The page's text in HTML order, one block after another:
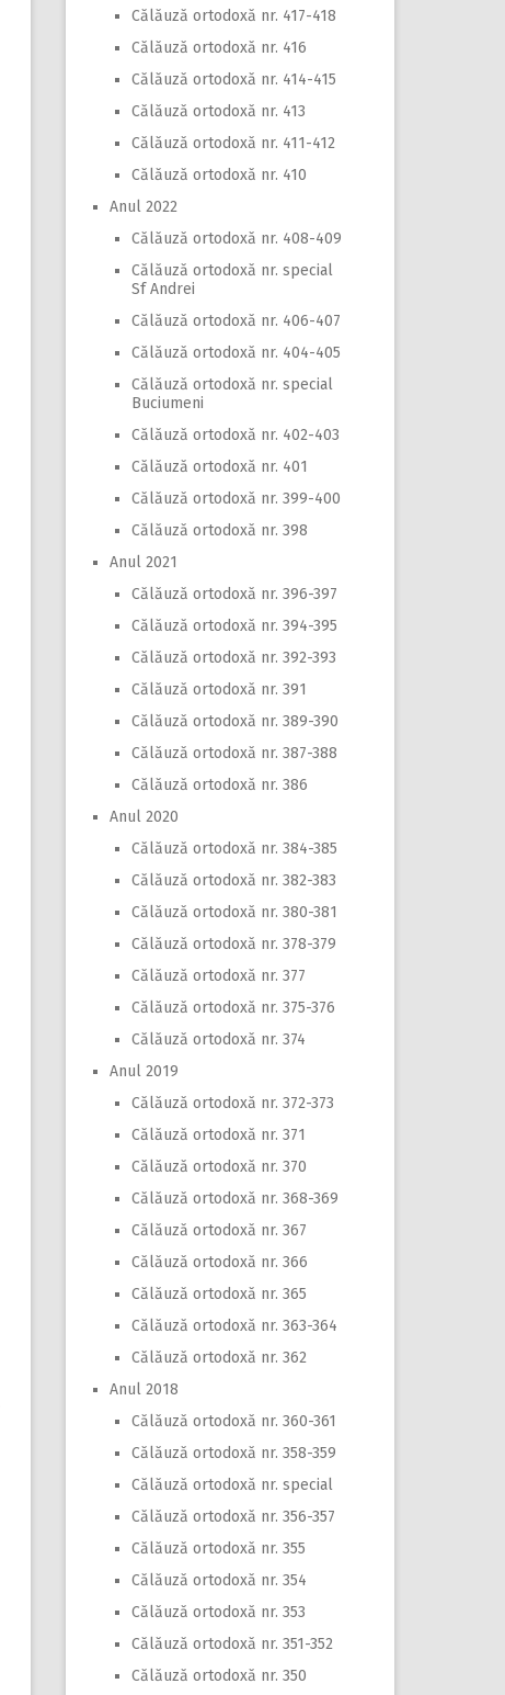
Călăuză ortodoxă nr. 417-418
Călăuză ortodoxă nr. 416
Călăuză ortodoxă nr. 414-415
Călăuză ortodoxă nr. 413
Călăuză ortodoxă nr. 411-412
Călăuză ortodoxă nr. 410
Anul 2022
Călăuză ortodoxă nr. 408-409
Călăuză ortodoxă nr. special
Sf Andrei
Călăuză ortodoxă nr. 406-407
Călăuză ortodoxă nr. 404-405
Călăuză ortodoxă nr. special
Buciumeni
Călăuză ortodoxă nr. 402-403
Călăuză ortodoxă nr. 401
Călăuză ortodoxă nr. 399-400
Călăuză ortodoxă nr. 398
Anul 2021
Călăuză ortodoxă nr. 396-397
Călăuză ortodoxă nr. 394-395
Călăuză ortodoxă nr. 392-393
Călăuză ortodoxă nr. 391
Călăuză ortodoxă nr. 389-390
Călăuză ortodoxă nr. 387-388
Călăuză ortodoxă nr. 386
Anul 2020
Călăuză ortodoxă nr. 384-385
Călăuză ortodoxă nr. 382-383
Călăuză ortodoxă nr. 380-381
Călăuză ortodoxă nr. 378-379
Călăuză ortodoxă nr. 377
Călăuză ortodoxă nr. 375-376
Călăuză ortodoxă nr. 374
Anul 2019
Călăuză ortodoxă nr. 372-373
Călăuză ortodoxă nr. 371
Călăuză ortodoxă nr. 370
Călăuză ortodoxă nr. 368-369
Călăuză ortodoxă nr. 367
Călăuză ortodoxă nr. 366
Călăuză ortodoxă nr. 365
Călăuză ortodoxă nr. 363-364
Călăuză ortodoxă nr. 362
Anul 2018
Călăuză ortodoxă nr. 360-361
Călăuză ortodoxă nr. 358-359
Călăuză ortodoxă nr. special
Călăuză ortodoxă nr. 356-357
Călăuză ortodoxă nr. 355
Călăuză ortodoxă nr. 354
Călăuză ortodoxă nr. 353
Călăuză ortodoxă nr. 351-352
Călăuză ortodoxă nr. 350